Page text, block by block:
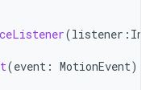
(listener :
(event : MotionEvent)